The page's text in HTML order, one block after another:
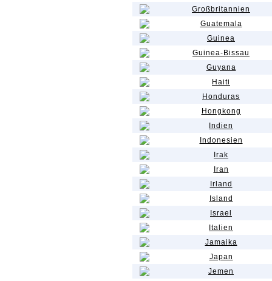
Großbritannien
Guatemala
Guinea
Guinea-Bissau
Guyana
Haiti
Honduras
Hongkong
Indien
Indonesien
Irak
Iran
Irland
Island
Israel
Italien
Jamaika
Japan
Jemen